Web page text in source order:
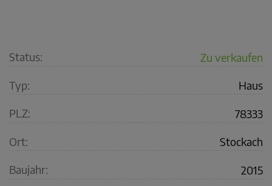
Status: Zu verkaufen
Typ: Haus
PLZ: 78333
Ort: Stockach
Baujahr: 2015